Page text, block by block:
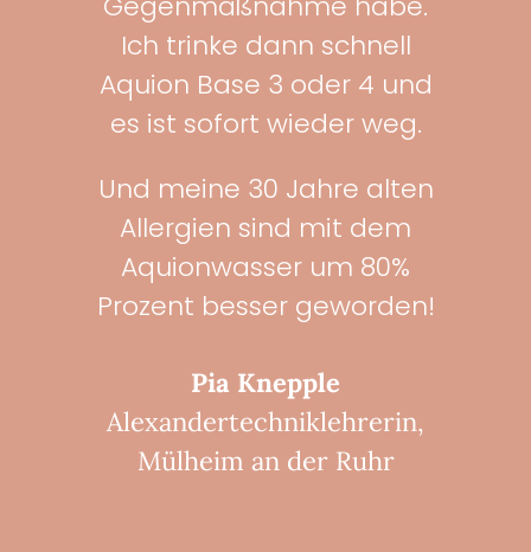
Ich trinke dann schnell
Aquion Base 3 oder 4 und
es ist sofort wieder weg.
Und meine 30 Jahre alten
Allergien sind mit dem
Aquionwasser um 80%
Prozent besser geworden!
Pia Knepple
Alexandertechniklehrerin,
Mülheim an der Ruhr